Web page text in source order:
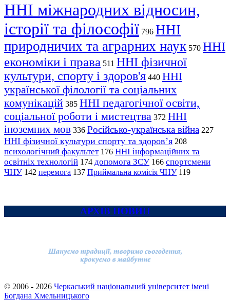
ННІ міжнародних відносин,
історії та філософії 796 ННІ
природничих та аграрних наук 570 ННІ
економіки і права 511 ННІ фізичної
культури, спорту і здоров'я 440 ННІ
української філології та соціальних
комунікацій 385 ННІ педагогічної освіти,
соціальної роботи і мистецтва 372 ННІ
іноземних мов 336 Російсько-українська війна 227
ННІ фізичної культури спорту та здоров’я 208
психологічний факультет 176 ННІ інформаційних та
освітніх технологій 174 допомога ЗСУ 166 спортсмени
ЧНУ 142 перемога 137 Приймальна комісія ЧНУ 119
АРХІВ НОВИН
© 2006 - 2026 Черкаський національний університет імені
Богдана Хмельницького